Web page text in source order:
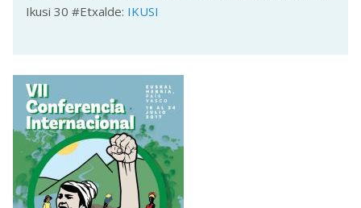
Ikusi 30 #Etxalde: IKUSI